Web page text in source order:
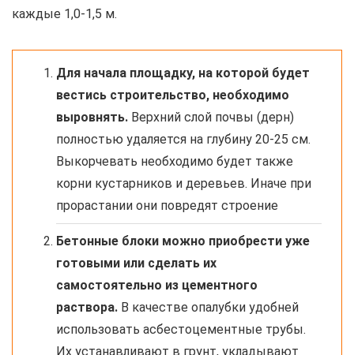
каждые 1,0-1,5 м.
Для начала площадку, на которой будет
вестись строительство, необходимо
выровнять. Верхний слой почвы (дерн)
полностью удаляется на глубину 20-25 см.
Выкорчевать необходимо будет также
корни кустарников и деревьев. Иначе при
прорастании они повредят строение
Бетонные блоки можно приобрести уже
готовыми или сделать их
самостоятельно из цементного
раствора. В качестве опалубки удобней
использовать асбестоцементные трубы.
Их устанавливают в грунт, укладывают